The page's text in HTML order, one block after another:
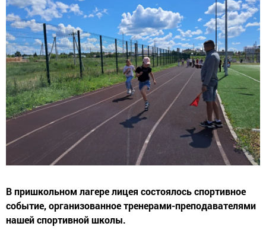
В пришкольном лагере лицея состоялось спортивное
событие, организованное тренерами-преподавателями
нашей спортивной школы.